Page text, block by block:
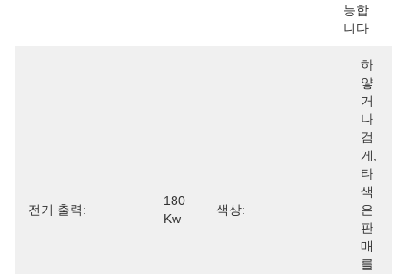
능합
니다
전기 출력:
180
Kw
색상:
하
얗
거
나
검
게,
타
색
은
판
매
를